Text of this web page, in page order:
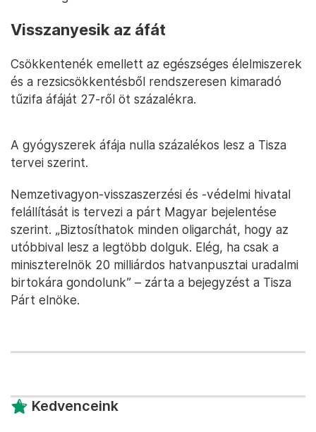
Visszanyesik az áfát
Csökkentenék emellett az egészséges élelmiszerek
és a rezsicsökkentésből rendszeresen kimaradó
tűzifa áfáját 27-ről öt százalékra.
A gyógyszerek áfája nulla százalékos lesz a Tisza
tervei szerint.
Nemzetivagyon-visszaszerzési és -védelmi hivatal
felállítását is tervezi a párt Magyar bejelentése
szerint. „Biztosíthatok minden oligarchát, hogy az
utóbbival lesz a legtöbb dolguk. Elég, ha csak a
miniszterelnök 20 milliárdos hatvanpusztai uradalmi
birtokára gondolunk” – zárta a bejegyzést a Tisza
Párt elnöke.
Kedvenceink